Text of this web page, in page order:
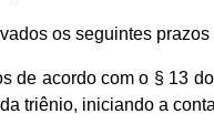
os seguintes
de acordo com o § 13
triênio, iniciando a